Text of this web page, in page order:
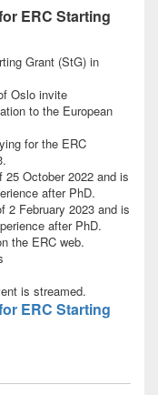
ERC Starting
Grant (StG) in
Oslo invite
to the European
for the ERC
October 2022 and is
after PhD.
2 February 2023 and is
after PhD.
the ERC web.
is streamed.
ERC Starting